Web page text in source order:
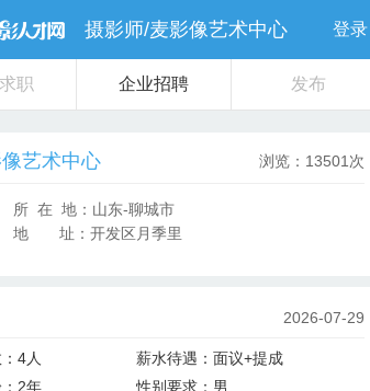
摄影师/麦影像艺术中心 登录
职 企业招聘 发布
艺术中心 浏览：13501次
所 在 地：山东-聊城市
地 址： 开发区月季里
2026-07-29
4人 薪水待遇： 面议+提成
2年 性别要求： 男